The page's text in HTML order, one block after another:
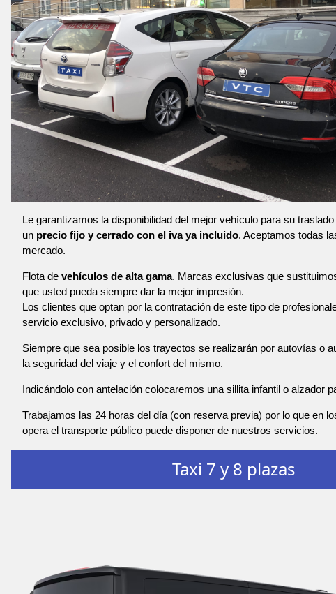
Le garantizamos la disponibilidad del mejor vehículo para su
un precio fijo y cerrado con el iva ya incluido. Aceptamos todas
mercado.
Flota de vehículos de alta gama. Marcas exclusivas que
que usted pueda siempre dar la mejor impresión.
Los clientes que optan por la contratación de este tipo de
servicio exclusivo, privado y personalizado.
Siempre que sea posible los trayectos se realizarán por autovías o
la seguridad del viaje y el confort del mismo.
Indicándolo con antelación colocaremos una sillita infantil o alzador
Trabajamos las 24 horas del día (con reserva previa) por lo que en
opera el transporte público puede disponer de nuestros servicios.
Taxi 7 y 8 plazas